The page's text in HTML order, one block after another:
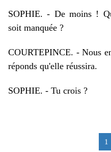
SOPHIE. - De moins !
soit manquée ?
COURTEPINCE. - Nous
réponds qu'elle réussira.
SOPHIE. - Tu crois ?
1